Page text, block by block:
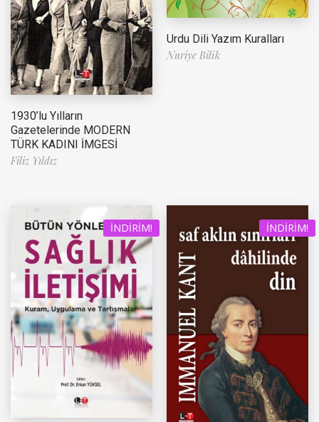
1930’lu Yılların
Gazetelerinde MODERN
TÜRK KADINI İMGESİ
Filiz Yıldız
Urdu Dili Yazım Kuralları
Nuriye Bilik
İNDIRIM! İNDIRIM!